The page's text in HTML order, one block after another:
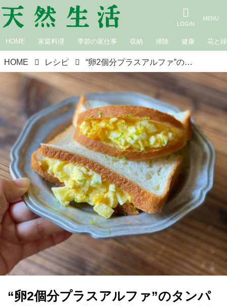
HOME 家庭料理 季節の家仕事 収納 掃除 健康 花と緑
HOME レシピ “卵2個分プラスアルファ”のタンパク質チャージ朝ごはん。「タンパク質朝ごはん」生活を続けたら、効率よく補うコツがわかった｜料理家・田内しょうこのタンパク質朝ごはん改革
“卵2個分プラスアルファ”のタンパ